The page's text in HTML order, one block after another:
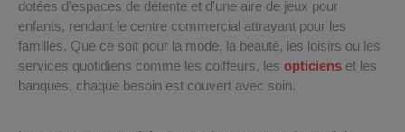
dotées d'espaces de détente et d'une aire de jeux pour
enfants, rendant le centre commercial attrayant pour les
familles. Que ce soit pour la mode, la beauté, les loisirs ou les
services quotidiens comme les coiffeurs, les opticiens et les
banques, chaque besoin est couvert avec soin.